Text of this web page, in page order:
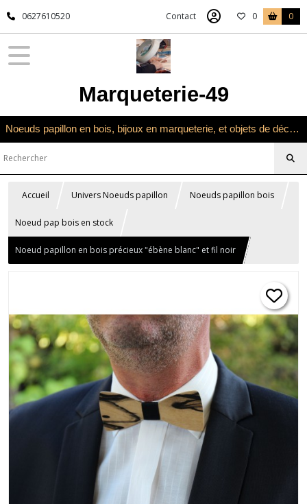
0627610520 Contact 0 0
Marqueterie-49
Noeuds papillon en bois, bijoux en marqueterie, et objets de décoration en marqueterie bois
Accueil Univers Noeuds papillon Noeuds papillon bois
Noeud pap bois en stock
Noeud papillon en bois précieux "ébène blanc" et fil noir